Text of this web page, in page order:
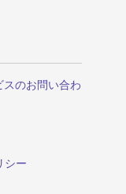
のお問い合わ
シー